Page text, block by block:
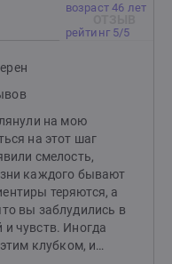
возраст 46 лет
рейтинг 5/5
на мою
на этот шаг
смелость,
каждого бывают
теряются, а
вы заблудились в
чувств. Иногда
клубком, и